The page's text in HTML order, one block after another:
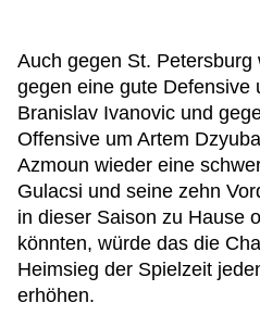
Auch gegen St. Petersburg
gegen eine gute Defensive
Branislav Ivanovic und
Offensive um Artem
Azmoun wieder eine
Gulacsi und seine zehn
in dieser Saison zu Hause
könnten, würde das die
Heimsieg der Spielzeit
erhöhen.